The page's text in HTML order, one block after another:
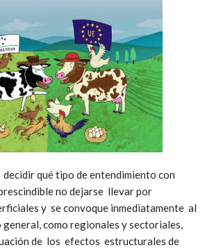
qué tipo de entendimiento con
no dejarse llevar por
y se convoque inmediatamente al
como regionales y sectoriales,
de los efectos estructurales de